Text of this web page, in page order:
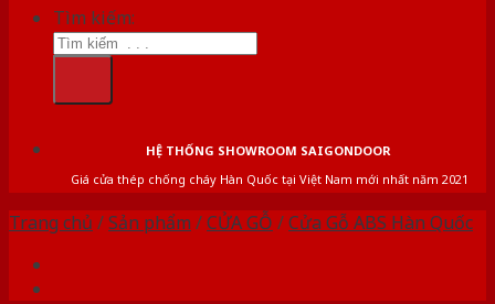
Tìm kiếm:
HỆ THỐNG SHOWROOM SAIGONDOOR
Giá cửa thép chống cháy Hàn Quốc tại Việt Nam mới nhất năm 2021
Trang chủ /Sản phẩm /CỬA GỖ /Cửa Gỗ ABS Hàn Quốc